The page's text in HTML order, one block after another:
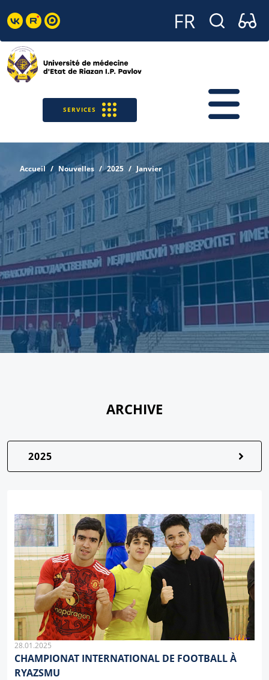
SERVICES
Accueil Nouvelles 2025 Janvier
ARCHIVE
2025
28.01.2025
CHAMPIONAT INTERNATIONAL DE FOOTBALL À
RYAZSMU